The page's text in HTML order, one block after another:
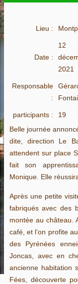
Lieu :
Date :
12
2021
Responsable
:
participants :
19
Belle journée
dite, direction Le
attendent sur place
fait son
Monique. Elle
Après une petite
fabriqués avec des
montée au château.
café, et l’on profite
des Pyrénées
Joncas, avec en
ancienne habitation
Fées, découverte